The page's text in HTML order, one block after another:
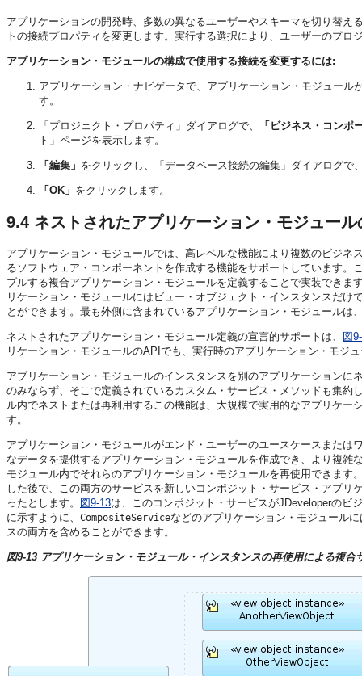
アプリケーションの開発時、多数の異なるユーザーやスキーマを切り替
トの接続プロパティを変更します。実行する選択により、ユーザーのプロ
アプリケーション・モジュールの構成で使用する接続を変更するには:
アプリケーション・ナビゲータで、アプリケーション・モジュール
す。
「プロジェクト・プロパティ」ダイアログで、
「ビジネス・コンポ
ト」ページを表示します。
「編集」 をクリックし、「データベース接続の編集」ダイアログで
「OK」 をクリックします。
9.4 ネストされたアプリケーション・モジュール
アプリケーション・モジュールでは、高レベルな機能により複数のビジ
るソフトウェア・コンポーネントを作成する機能をサポートしています
ブルする複合アプリケーション・モジュールを定義することで実装できま
リケーション・モジュールにはビュー・オブジェクト・インスタンスだ
とができます。最も外側に含まれているアプリケーション・モジュールは
ネストされたアプリケーション・モジュール定義の宣言的サポートは、
図
リケーション・モジュールのAPIでも、実行時のアプリケーション・モジ
アプリケーション・モジュールのインスタンスを別のアプリケーション
のみならず、そこで定義されているカスタム・サービス・メソッドも集
ル内でネストまたは再利用するこの機能は、大規模で実用的なアプリケ
す。
アプリケーション・モジュールがエンド・ユーザーのユースケースまた
なデータを提供するアプリケーション・モジュールを作成でき、より複
モジュール内でそれらのアプリケーション・モジュールを再使用できます
した後で、この両方のサービスを新しいコンポジット・サービス・アプ
ったとします。
図9-13は、このコンポジット・サービスがJDeveloperのビ
に示すように、 CompositeServiceなどのアプリケーション・モジュール
スの両方を含めることができます。
図9-13 アプリケーション・モジュール・インスタンスの再使用による複合